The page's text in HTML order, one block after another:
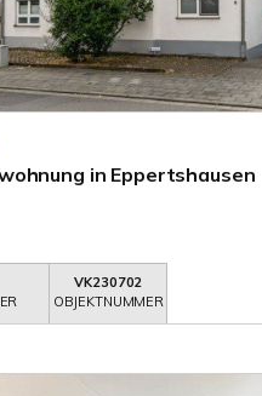
in Eppertshausen
VK230702
OBJEKTNUMMER